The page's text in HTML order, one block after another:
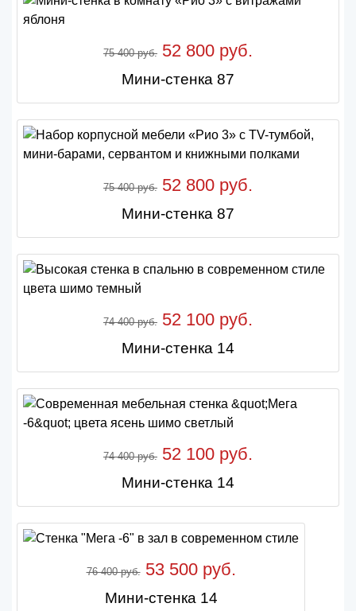
75 400 руб. 52 800 руб.
Мини-стенка 87
75 400 руб. 52 800 руб.
Мини-стенка 87
74 400 руб. 52 100 руб.
Мини-стенка 14
74 400 руб. 52 100 руб.
Мини-стенка 14
76 400 руб.53 500 руб.
Мини-стенка 14